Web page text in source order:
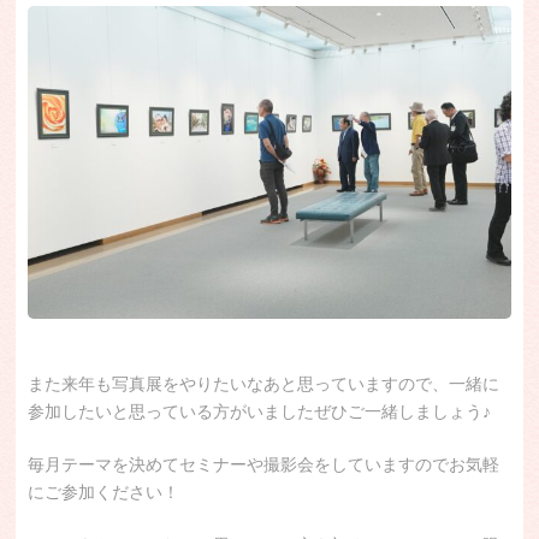
また来年も写真展をやりたいなあと思っていますので、一緒に
参加したいと思っている方がいましたぜひご一緒しましょう♪
毎月テーマを決めてセミナーや撮影会をしていますのでお気軽
にご参加ください！